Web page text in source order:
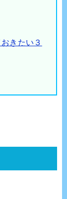
きたい３